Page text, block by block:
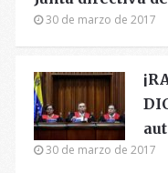
30 de marzo de 2017
30 de marzo de 2017